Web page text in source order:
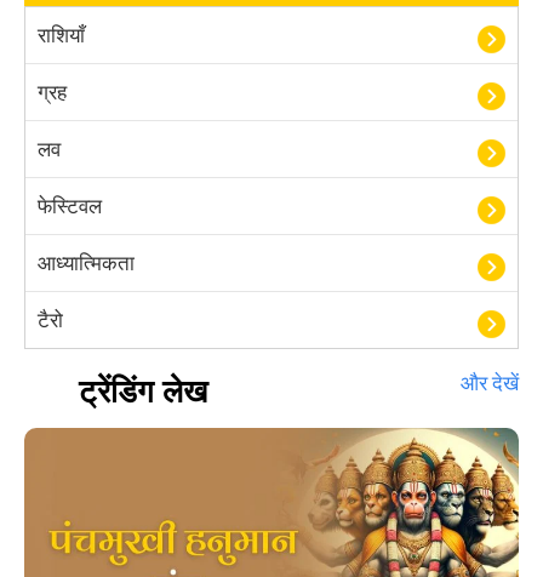
राशियाँ
ग्रह
लव
फेस्टिवल
आध्यात्मिकता
टैरो
हस्तरेखा शास्त्र
बॉलीवुड
खेल
ट्रेंडिंग लेख और देखें